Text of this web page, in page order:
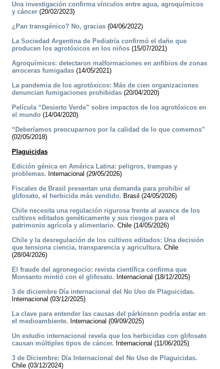
Una investigación confirma vínculos entre agua, agroquímicos
y cáncer (20/02/2023)
¿Pan transgénico? No, gracias (04/06/2022)
La Sociedad Argentina de Pediatría confirmó el daño que
producen los agrotóxicos en los niños (15/07/2021)
Agroquímicos: detectaron malformaciones en anfibios de zonas
arroceras fumigadas (14/05/2021)
La pandemia de los agrotóxicos: Más de cien organizaciones
denuncian fumigaciones prohibidas (20/04/2020)
Película “Desierto Verde” sobre impactos de los agrotóxicos en
el mundo (14/04/2020)
“Deberíamos preocuparnos por la calidad de lo que comemos”
(02/05/2018)
Plaguicidas
Edición génica en América Latina: peligros, trampas y
problemas. Internacional (29/05/2026)
Fiscales de Brasil presentan una demanda para prohibir el
glifosato, el herbicida más vendido. Brasil (24/05/2026)
Chile necesita una regulación rigurosa frente al avance de los
cultivos editados genéticamente y sus riesgos para el
patrimonio agrícola y alimentario. Chile (14/05/2026)
Chile y la desregulación de los cultivos editados: Una decisión
que tensiona ciencia, transparencia y agricultura. Chile
(28/04/2026)
El fraude del agronegocio: revista científica confirma que
Monsanto mintió con el glifosato. Internacional (18/12/2025)
3 de diciembre Día internacional del No Uso de Plaguicidas.
Internacional (03/12/2025)
La clave para entender las causas del párkinson podría estar en
el medioambiente. Internacional (09/09/2025)
Un estudio internacional revela que los herbicidas con glifosato
causan múltiples tipos de cáncer. Internacional (11/06/2025)
3 de Diciembre: Día Internacional del No Uso de Plaguicidas.
Chile (03/12/2024)